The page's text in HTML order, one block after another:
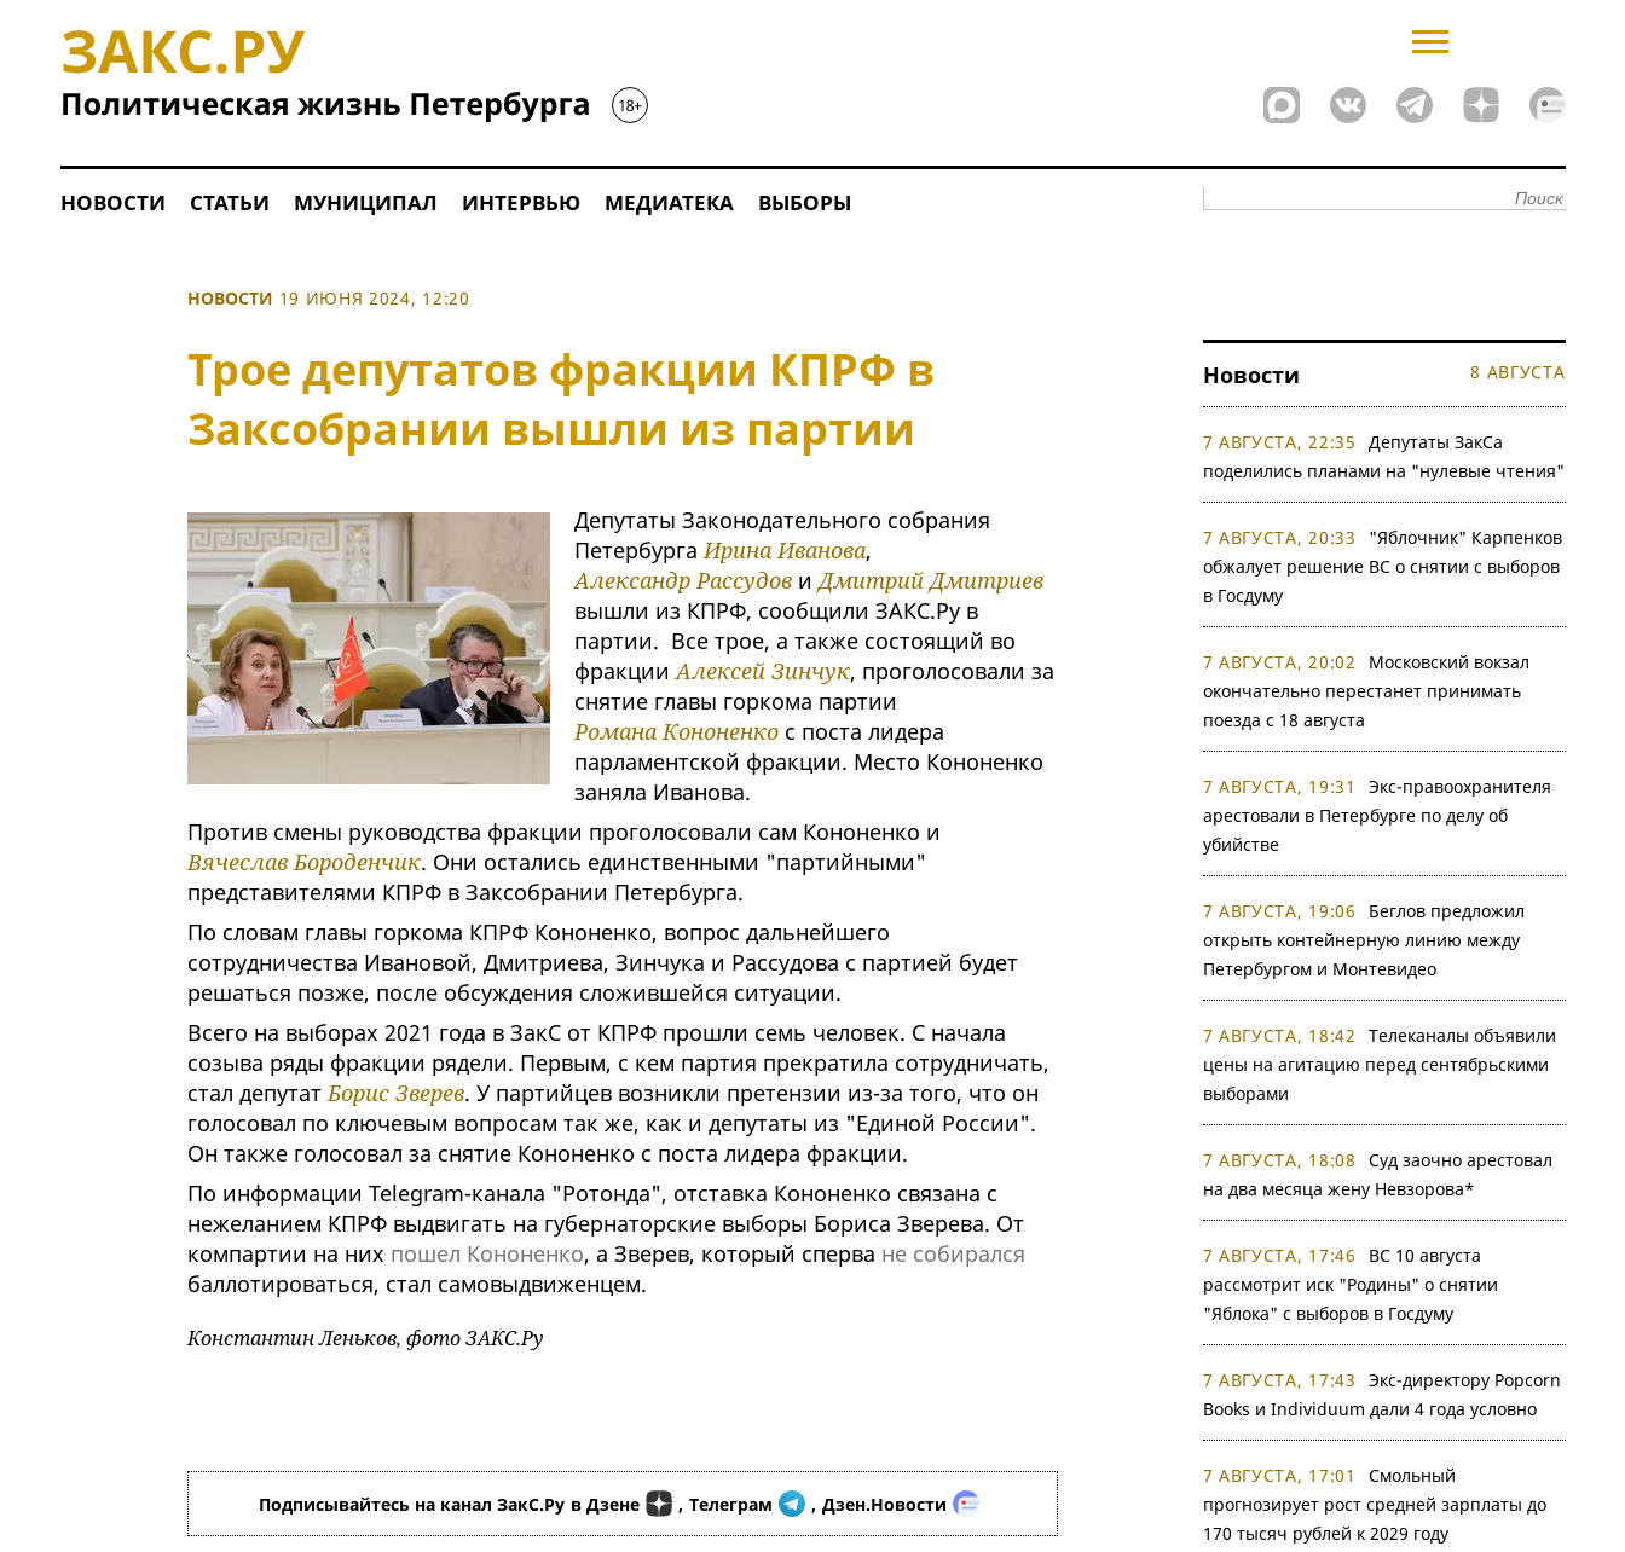
НОВОСТИ СТАТЬИ МУНИЦИПАЛ ИНТЕРВЬЮ МЕДИАТЕКА ВЫБОРЫ
НОВОСТИ 19 ИЮНЯ 2024, 12:20
Трое депутатов фракции КПРФ в
Заксобрании вышли из партии
Депутаты Законодательного собрания
ПетербургаИрина Иванова,
Александр РассудовиДмитрий Дмитриев
вышли из КПРФ, сообщили ЗАКС.Ру в
партии. Все трое, а также состоящий во
фракцииАлексей Зинчук, проголосовали за
снятие главы горкома партии
Романа Кононенкос поста лидера
парламентской фракции. Место Кононенко
заняла Иванова.
Против смены руководства фракции проголосовали сам Кононенко и
Вячеслав Бороденчик. Они остались единственными "партийными"
представителями КПРФ в Заксобрании Петербурга.
По словам главы горкома КПРФ Кононенко, вопрос дальнейшего
сотрудничества Ивановой, Дмитриева, Зинчука и Рассудова с партией будет
решаться позже, после обсуждения сложившейся ситуации.
Всего на выборах 2021 года в ЗакС от КПРФ прошли семь человек. С начала
созыва ряды фракции рядели. Первым, с кем партия прекратила сотрудничать,
стал депутатБорис Зверев. У партийцев возникли претензии из-за того, что он
голосовал по ключевым вопросам так же, как и депутаты из "Единой России".
Он также голосовал за снятие Кононенко с поста лидера фракции.
По информации Telegram-канала "Ротонда", отставка Кононенко связана с
нежеланием КПРФ выдвигать на губернаторские выборы Бориса Зверева. От
компартии на них пошел Кононенко, а Зверев, который сперва не собирался
баллотироваться, стал самовыдвиженцем.
Константин Леньков, фото ЗАКС.Ру
Подписывайтесь на канал ЗакС.Ру в Дзене , Телеграм , Дзен.Новости
Новости 8 АВГУСТА
7 АВГУСТА, 22:35
Депутаты ЗакСа
поделились планами на "нулевые чтения"
7 АВГУСТА, 20:33
"Яблочник" Карпенков
обжалует решение ВС о снятии с выборов
в Госдуму
7 АВГУСТА, 20:02
Московский вокзал
окончательно перестанет принимать
поезда с 18 августа
7 АВГУСТА, 19:31
Экс-правоохранителя
арестовали в Петербурге по делу об
убийстве
7 АВГУСТА, 19:06
Беглов предложил
открыть контейнерную линию между
Петербургом и Монтевидео
7 АВГУСТА, 18:42
Телеканалы объявили
цены на агитацию перед сентябрьскими
выборами
7 АВГУСТА, 18:08
Суд заочно арестовал
на два месяца жену Невзорова*
7 АВГУСТА, 17:46
ВС 10 августа
рассмотрит иск "Родины" о снятии
"Яблока" с выборов в Госдуму
7 АВГУСТА, 17:43
Экс-директору Popcorn
Books и Individuum дали 4 года условно
7 АВГУСТА, 17:01
Смольный
прогнозирует рост средней зарплаты до
170 тысяч рублей к 2029 году